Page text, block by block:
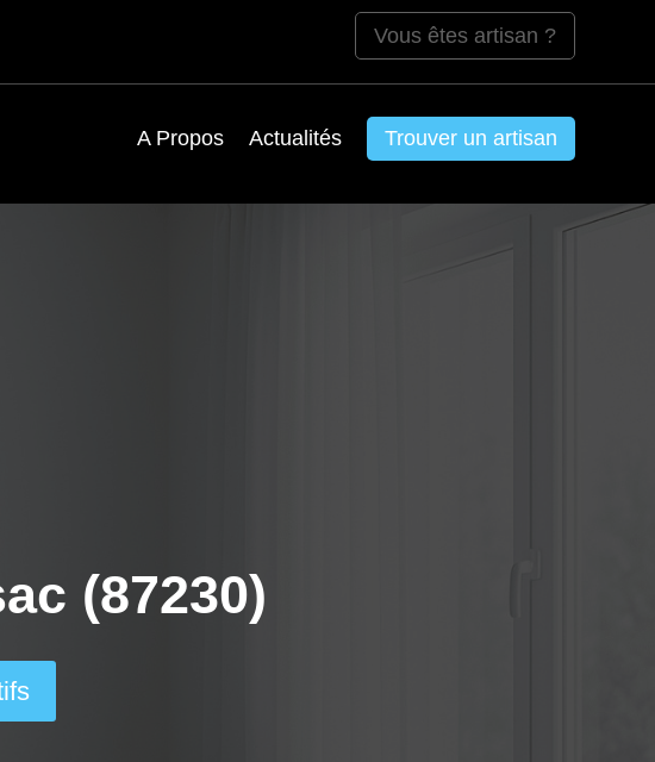
Vous êtes artisan ?
A Propos Actualités Trouver un artisan
(87230)